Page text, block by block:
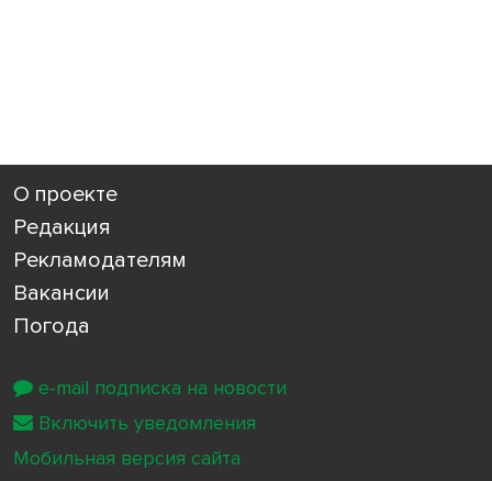
О проекте
Редакция
Рекламодателям
Вакансии
Погода
e-mail подписка на новости
Включить уведомления
Мобильная версия сайта